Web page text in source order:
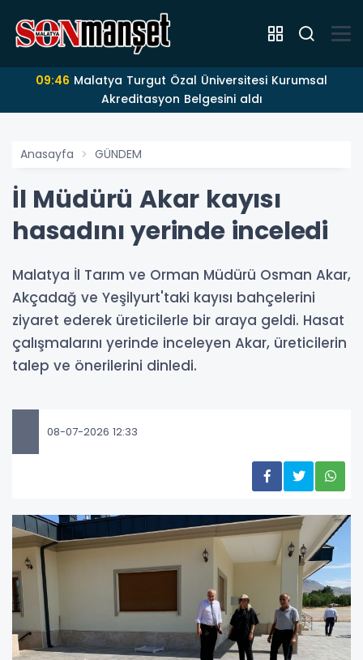
09:46
Akreditasyon Belgesini aldı
Anasayfa GÜNDEM
İl Müdürü Akar kayısı
hasadını yerinde inceledi
Malatya İl Tarım ve Orman Müdürü Osman Akar,
Akçadağ ve Yeşilyurt'taki kayısı bahçelerini
ziyaret ederek üreticilerle bir araya geldi. Hasat
çalışmalarını yerinde inceleyen Akar, üreticilerin
talep ve önerilerini dinledi.
08-07-2026 12:33